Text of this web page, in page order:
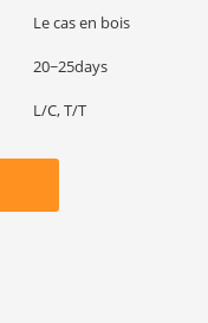
Le cas en bois
20~25days
L/C, T/T